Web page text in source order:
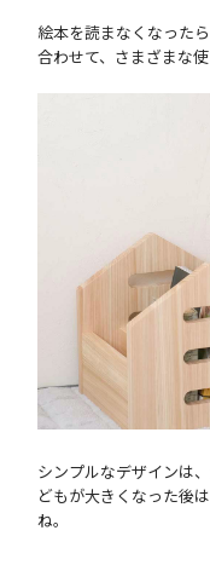
絵本を読まなくなった
合わせて、さまざまな使
シンプルなデザインは
どもが大きくなった後
ね。